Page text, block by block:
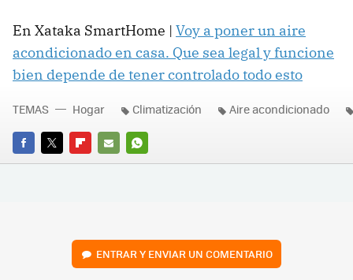
En Xataka SmartHome | Voy a poner un aire
acondicionado en casa. Que sea legal y funcione
bien depende de tener controlado todo esto
FACEBOOK
TWITTERFLIPBOARD
E-
WHATSAPP
TEMAS Hogar Climatización Aire acondicionado
ENTRAR Y ENVIAR UN COMENTARIO